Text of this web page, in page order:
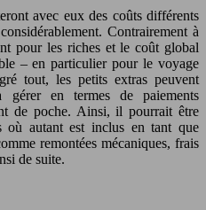
avec eux des coûts différents
Contrairement à
pour les riches et le coût global
– en particulier pour le voyage
tout, les petits extras peuvent
gérer en termes de paiements
de poche. Ainsi, il pourrait être
où autant est inclus en tant que
remontées mécaniques, frais
de suite.